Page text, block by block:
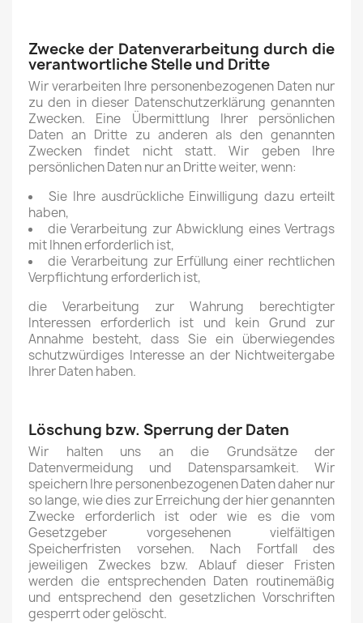
Zwecke der Datenverarbeitung durch die
verantwortliche Stelle und Dritte
Wir verarbeiten Ihre personenbezogenen Daten nur
zu den in dieser Datenschutzerklärung genannten
Zwecken. Eine Übermittlung Ihrer persönlichen
Daten an Dritte zu anderen als den genannten
Zwecken findet nicht statt. Wir geben Ihre
persönlichen Daten nur an Dritte weiter, wenn:
Sie Ihre ausdrückliche Einwilligung dazu erteilt
haben,
die Verarbeitung zur Abwicklung eines Vertrags
mit Ihnen erforderlich ist,
die Verarbeitung zur Erfüllung einer rechtlichen
Verpflichtung erforderlich ist,
die Verarbeitung zur Wahrung berechtigter
Interessen erforderlich ist und kein Grund zur
Annahme besteht, dass Sie ein überwiegendes
schutzwürdiges Interesse an der Nichtweitergabe
Ihrer Daten haben.
Löschung bzw. Sperrung der Daten
Wir halten uns an die Grundsätze der
Datenvermeidung und Datensparsamkeit. Wir
speichern Ihre personenbezogenen Daten daher nur
so lange, wie dies zur Erreichung der hier genannten
Zwecke erforderlich ist oder wie es die vom
Gesetzgeber vorgesehenen vielfältigen
Speicherfristen vorsehen. Nach Fortfall des
jeweiligen Zweckes bzw. Ablauf dieser Fristen
werden die entsprechenden Daten routinemäßig
und entsprechend den gesetzlichen Vorschriften
gesperrt oder gelöscht.